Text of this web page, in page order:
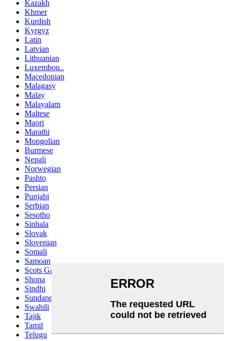
Kazakh
Khmer
Kurdish
Kyrgyz
Latin
Latvian
Lithuanian
Luxembou..
Macedonian
Malagasy
Malay
Malayalam
Maltese
Maori
Marathi
Mongolian
Burmese
Nepali
Norwegian
Pashto
Persian
Punjabi
Serbian
Sesotho
Sinhala
Slovak
Slovenian
Somali
Samoan
Scots Gaelic
Shona
Sindhi
Sundanese
Swahili
Tajik
Tamil
Telugu